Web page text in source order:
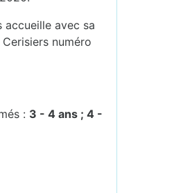
avec sa
numéro
: 3 - 4 ans ; 4 -